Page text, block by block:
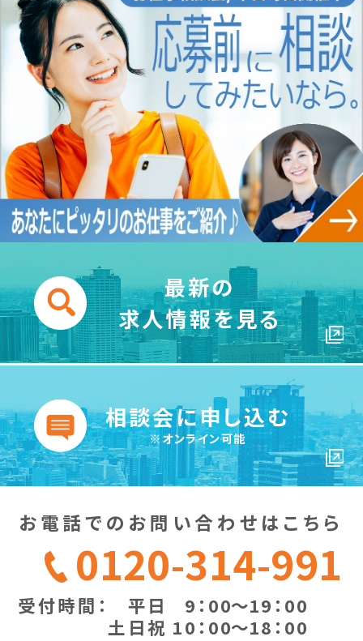
最新の
求人情報を見る
相談会に申し込む
※オンライン可能
お電話での お問い合わせは こちら
0120-314-991
受付時間： 平日 9 ：00～19：00
土日祝 10 ：00～18：00